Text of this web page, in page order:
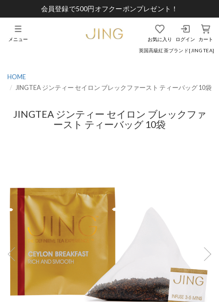
会員登録で500円オフクーポンプレゼント！
英国高級紅茶ブランド[JING TEA]
お気に入り ログイン カート
メニュー
HOME
JINGTEA ジンティー セイロン ブレックファースト ティーバッグ 10袋
JINGTEA ジンティー セイロン ブレックファ
ースト ティーバッグ 10袋